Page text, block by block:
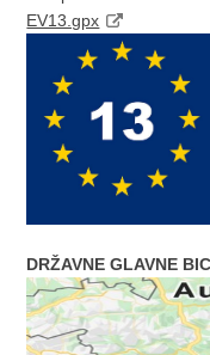
EV13.gpx
DRŽAVNE GLAVNE